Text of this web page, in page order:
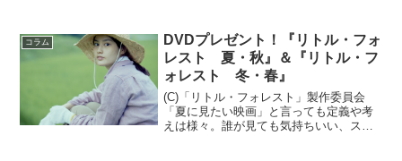
顔』3位（↓）『美女と野獣』4位（↓）
『ＬＯＧＡ...
コラム
DVDプレゼント！『リトル・フォ
レスト 夏・秋』＆『リトル・フ
ォレスト 冬・春』
(C)「リトル・フォレスト」製作委員会
「夏に見たい映画」と言っても定義や考
えは様々。誰が見ても気持ちいい、スカ